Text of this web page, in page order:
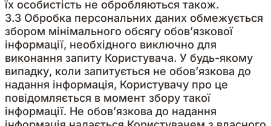
їх особистість не обробляються також.
3.3 Обробка персональних даних обмежується
збором мінімального обсягу обов’язкової
інформації, необхідного виключно для
виконання запиту Користувача. У будь-якому
випадку, коли запитується не обов’язкова до
надання інформація, Користувачу про це
повідомляється в момент збору такої
інформації. Не обов’язкова до надання